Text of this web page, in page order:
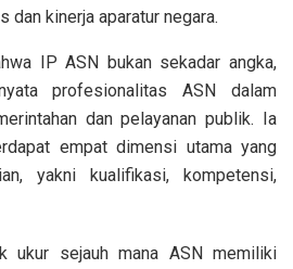
dan kinerja aparatur negara.
IP ASN bukan sekadar angka,
profesionalitas ASN dalam
dan pelayanan publik. Ia
empat dimensi utama yang
yakni kualifikasi, kompetensi,
ukur sejauh mana ASN memiliki